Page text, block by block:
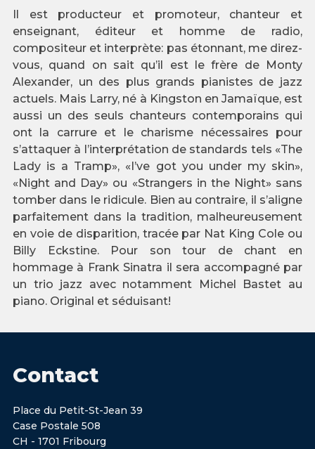
Il est producteur et promoteur, chanteur et
enseignant, éditeur et homme de radio,
compositeur et interprète: pas étonnant, me direz-
vous, quand on sait qu’il est le frère de Monty
Alexander, un des plus grands pianistes de jazz
actuels. Mais Larry, né à Kingston en Jamaïque, est
aussi un des seuls chanteurs contemporains qui
ont la carrure et le charisme nécessaires pour
s’attaquer à l’interprétation de standards tels «The
Lady is a Tramp», «I’ve got you under my skin»,
«Night and Day» ou «Strangers in the Night» sans
tomber dans le ridicule. Bien au contraire, il s’aligne
parfaitement dans la tradition, malheureusement
en voie de disparition, tracée par Nat King Cole ou
Billy Eckstine. Pour son tour de chant en
hommage à Frank Sinatra il sera accompagné par
un trio jazz avec notamment Michel Bastet au
piano. Original et séduisant!
Contact
Place du Petit-St-Jean 39
Case Postale 508
CH - 1701 Fribourg